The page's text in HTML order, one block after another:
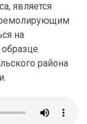
является
на
района